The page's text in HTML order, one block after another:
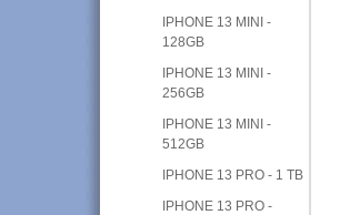
IPHONE 13 MINI -
128GB
IPHONE 13 MINI -
256GB
IPHONE 13 MINI -
512GB
IPHONE 13 PRO - 1 TB
IPHONE 13 PRO -